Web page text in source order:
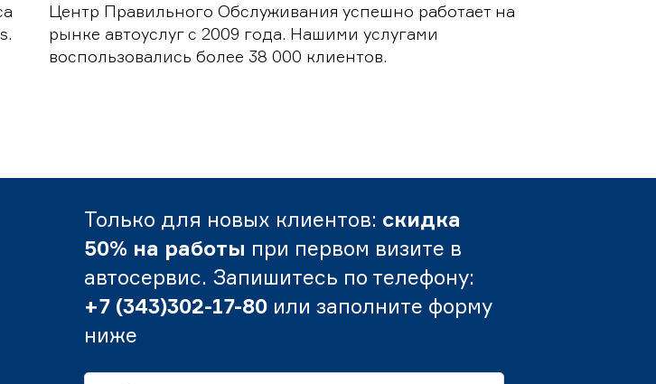
Центр Правильного Обслуживания успешно работает на
рынке автоуслуг с 2009 года. Нашими услугами
воспользовались более 38 000 клиентов.
Только для новых клиентов: скидка
50% на работы при первом визите в
автосервис. Запишитесь по телефону:
+7 (343)302-17-80 или заполните форму
ниже